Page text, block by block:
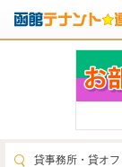
貸事務所・貸オフ